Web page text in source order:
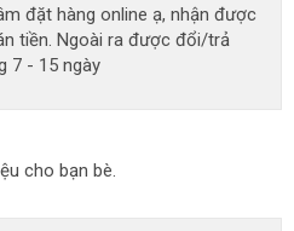
đặt hàng online ạ, nhận được
tiền. Ngoài ra được đổi/trả
7 - 15 ngày
cho bạn bè.